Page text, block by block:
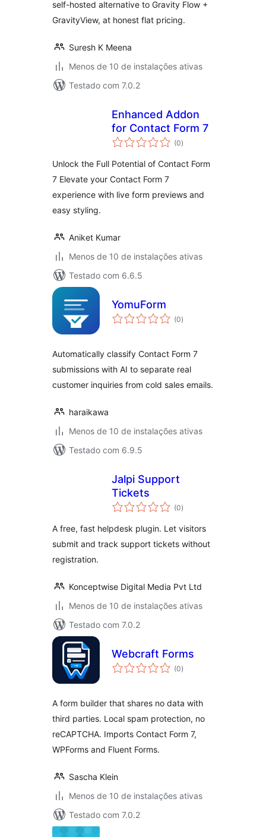
self-hosted alternative to Gravity Flow +
GravityView, at honest flat pricing.
Suresh K Meena
Menos de 10 de instalações ativas
Testado com 7.0.2
Enhanced Addon
for Contact Form 7
(0total
de
)
Unlock the Full Potential of Contact Form
7 Elevate your Contact Form 7
experience with live form previews and
easy styling.
Aniket Kumar
Menos de 10 de instalações ativas
Testado com 6.6.5
YomuForm
(0total
de
)
Automatically classify Contact Form 7
submissions with AI to separate real
customer inquiries from cold sales emails.
haraikawa
Menos de 10 de instalações ativas
Testado com 6.9.5
Jalpi Support
Tickets
(0total
de
)
A free, fast helpdesk plugin. Let visitors
submit and track support tickets without
registration.
Konceptwise Digital Media Pvt Ltd
Menos de 10 de instalações ativas
Testado com 7.0.2
Webcraft Forms
(0total
de
)
A form builder that shares no data with
third parties. Local spam protection, no
reCAPTCHA. Imports Contact Form 7,
WPForms and Fluent Forms.
Sascha Klein
Menos de 10 de instalações ativas
Testado com 7.0.2